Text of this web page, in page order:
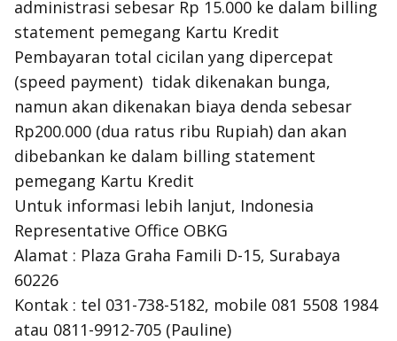
administrasi sebesar Rp 15.000 ke dalam billing
statement pemegang Kartu Kredit
Pembayaran total cicilan yang dipercepat
(speed payment) tidak dikenakan bunga,
namun akan dikenakan biaya denda sebesar
Rp200.000 (dua ratus ribu Rupiah) dan akan
dibebankan ke dalam billing statement
pemegang Kartu Kredit
Untuk informasi lebih lanjut, Indonesia
Representative Office OBKG
Alamat : Plaza Graha Famili D-15, Surabaya
60226
Kontak : tel 031-738-5182, mobile 081 5508 1984
atau 0811-9912-705 (Pauline)